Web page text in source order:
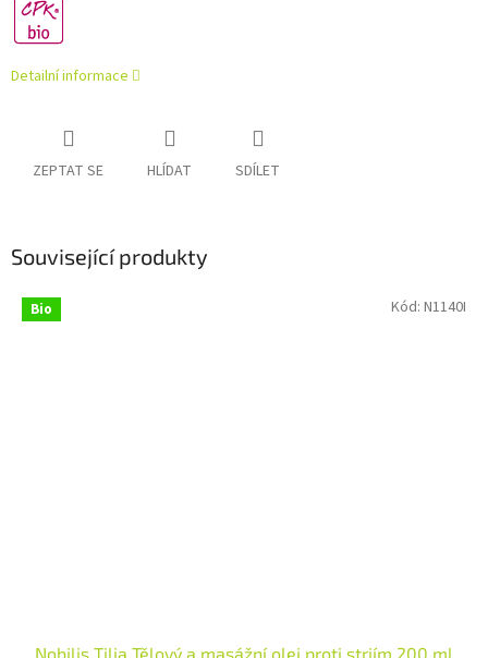
Detailní informace
ZEPTAT SE HLÍDAT SDÍLET
Související produkty
Bio
Nobilis Tilia Tělový a masážní olej proti striím 200 ml
Kód: N1140I